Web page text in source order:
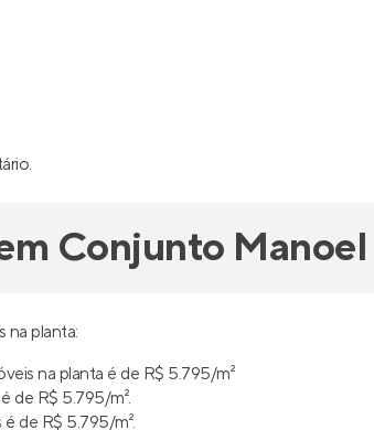
Conjunto
na planta:
na planta é de R$ 5.795/m²
de R$ 5.795/m².
de R$ 5.795/m².